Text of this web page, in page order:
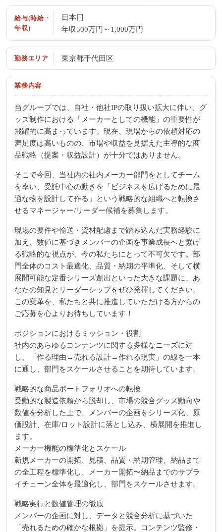
給与(時給・
年収)
日本円
年収500万円～1,000万円
勤務エリア 東京都千代田区
業務内容
当グループでは、自社・他社IPの取り扱い拡大に伴い、グ
ッズ制作における「メーカーとしての機能」の重要性が
飛躍的に高まっています。現在、現場からの依頼対応の
満足度は高いものの、市場や収益を見据えた主導的な商
品戦略（提案・収益設計）が十分ではありません。
そこで今回、当社内の社内メーカー部門をとしてチーム
を率い、受託中心の動きを「ビジネスを広げるために最
適な物を設計して作る」という戦略的な組織へと転換さ
せるマネージャー/リーダー候補を募集します。
現場の要件や輸送・資材配慮まで踏み込んだ実務経験に
加え、数値に基づきメンバーの企画を事業成長へと繋げ
る戦略的な視点が、今の私たちにとって不可欠です。部
門全体のコスト最適化、品質・納期の平準化、そして横
展開可能な定番シリーズ創出といった大きな課題に、あ
なたの知見とリーダーシップをぜひ発揮してください。
この変革を、私たちと共に推進していただける方からの
ご応募を心よりお待ちしています！
ポジションにおけるミッション・役割
社内のあらゆるコンテンツに関する多様なニーズに対
し、「作る理由→売れる設計→作れる現実」の線を一本
に通し、部門をスケールさせることを期待しています。
戦略的な商品ポートフォリオへの転換
受動的な製造依頼から脱却し、市場の競合グッズ動向や
数値を分析した上で、メンバーの企画をシリーズ化、原
価設計、在庫/ロット設計に落とし込み、横展開を推進し
ます。
メーカー機能の標準化とスケール
新規メーカーの開拓、見積、品質・納期管理、納品まで
の全工程を標準化し、メーカー開拓〜納品までのサプラ
イチェーン全体を最適化し、部門をスケールさせます。
戦略実行と数値管理の徹底
メンバーの企画に対し、データと競合分析に基づいた
「売れるための確かな根拠」を提示。コンテンツ監修・